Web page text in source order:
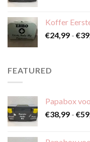
Koffer
€24,99 - €
FEATURED
Papabox
€38,99 - €